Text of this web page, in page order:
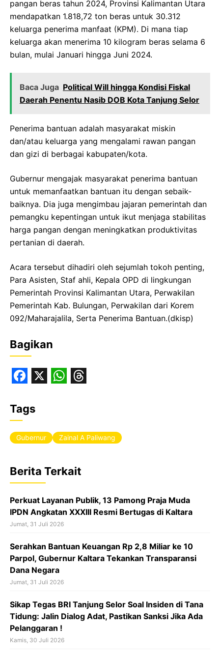
pangan beras tahun 2024, Provinsi Kalimantan Utara
mendapatkan 1.818,72 ton beras untuk 30.312
keluarga penerima manfaat (KPM). Di mana tiap
keluarga akan menerima 10 kilogram beras selama 6
bulan, mulai Januari hingga Juni 2024.
Baca Juga Political Will hingga Kondisi Fiskal
Daerah Penentu Nasib DOB Kota Tanjung Selor
Penerima bantuan adalah masyarakat miskin
dan/atau keluarga yang mengalami rawan pangan
dan gizi di berbagai kabupaten/kota.
Gubernur mengajak masyarakat penerima bantuan
untuk memanfaatkan bantuan itu dengan sebaik-
baiknya. Dia juga mengimbau jajaran pemerintah dan
pemangku kepentingan untuk ikut menjaga stabilitas
harga pangan dengan meningkatkan produktivitas
pertanian di daerah.
Acara tersebut dihadiri oleh sejumlah tokoh penting,
Para Asisten, Staf ahli, Kepala OPD di lingkungan
Pemerintah Provinsi Kalimantan Utara, Perwakilan
Pemerintah Kab. Bulungan, Perwakilan dari Korem
092/Maharajalila, Serta Penerima Bantuan.(dkisp)
Bagikan
a
c
e
o
o
k
t
A
p
e
d
Tags
Gubernur Zainal A Paliwang
Berita Terkait
Perkuat Layanan Publik, 13 Pamong Praja Muda
IPDN Angkatan XXXIII Resmi Bertugas di Kaltara
Jumat, 31 Juli 2026
Serahkan Bantuan Keuangan Rp 2,8 Miliar ke 10
Parpol, Gubernur Kaltara Tekankan Transparansi
Dana Negara
Jumat, 31 Juli 2026
Sikap Tegas BRI Tanjung Selor Soal Insiden di Tana
Tidung: Jalin Dialog Adat, Pastikan Sanksi Jika Ada
Pelanggaran !
Kamis, 30 Juli 2026